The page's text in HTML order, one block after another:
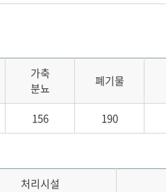
가축
분뇨
폐기물
156 190
처리시설